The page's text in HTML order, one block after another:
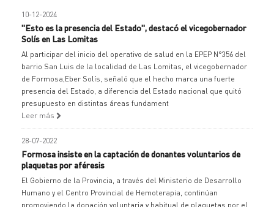
10-12-2024
"Esto es la presencia del Estado", destacó el vicegobernador
Solís en Las Lomitas
Al participar del inicio del operativo de salud en la EPEP N°356 del
barrio San Luis de la localidad de Las Lomitas, el vicegobernador
de Formosa,Eber Solís, señaló que el hecho marca una fuerte
presencia del Estado, a diferencia del Estado nacional que quitó
presupuesto en distintas áreas fundament
Leer más
28-07-2022
Formosa insiste en la captación de donantes voluntarios de
plaquetas por aféresis
El Gobierno de la Provincia, a través del Ministerio de Desarrollo
Humano y el Centro Provincial de Hemoterapia, continúan
promoviendo la donación voluntaria y habitual de plaquetas por el